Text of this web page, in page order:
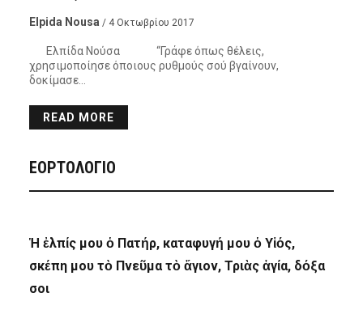
Elpida Nousa / 4 Οκτωβρίου 2017
Ελπίδα Νούσα “Γράφε όπως θέλεις,
χρησιμοποίησε όποιους ρυθμούς σού βγαίνουν,
δοκίμασε…
READ MORE
ΕΟΡΤΟΛΟΓΙΟ
Ἡ ἐλπίς μου ὁ Πατήρ, καταφυγή μου ὁ Υἱός,
σκέπη μου τὸ Πνεῦμα τὸ ἅγιον, Τριὰς ἁγία, δόξα
σοι